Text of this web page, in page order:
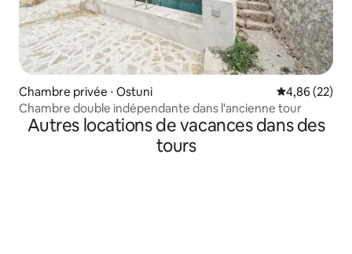
Chambre privée ⋅ Ostuni Évaluation
4,86 (22)
Chambre double indépendante dans l'ancienne tour
Autres locations de vacances dans des
tours